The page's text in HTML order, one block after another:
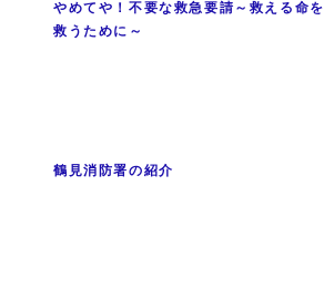
やめてや！不要な救急要請～救える命を
救うために～
鶴見消防署の紹介